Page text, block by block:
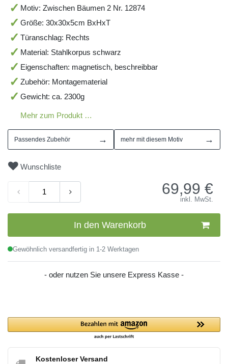
Motiv: Zwischen Bäumen 2 Nr. 12874
Größe: 30x30x5cm BxHxT
Türanschlag: Rechts
Material: Stahlkorpus schwarz
Eigenschaften: magnetisch, beschreibbar
Zubehör: Montagematerial
Gewicht: ca. 2300g
Mehr zum Produkt …
Passendes Zubehör → mehr mit diesem Motiv →
Wunschliste
69,99 €
inkl. MwSt.
In den Warenkorb
Gewöhnlich versandfertig in 1-2 Werktagen
- oder nutzen Sie unsere Express Kasse -
Kostenloser Versand